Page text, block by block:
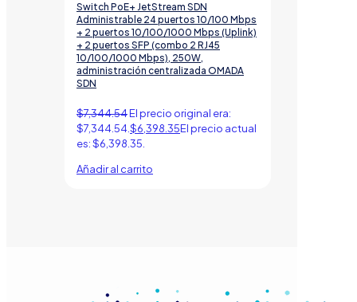
Switch PoE+ JetStream SDN
Administrable 24 puertos 10/100 Mbps
+ 2 puertos 10/100/1000 Mbps (Uplink)
+ 2 puertos SFP (combo 2 RJ45
10/100/1000 Mbps), 250W,
administración centralizada OMADA
SDN
$7,344.54El precio original era:
$7,344.54.$6,398.35El precio actual
es: $6,398.35.
Añadir al carrito